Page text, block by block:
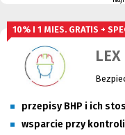
10% I 1 MIES. GRATIS +
przepisy BHP i ich
wsparcie przy kontroli